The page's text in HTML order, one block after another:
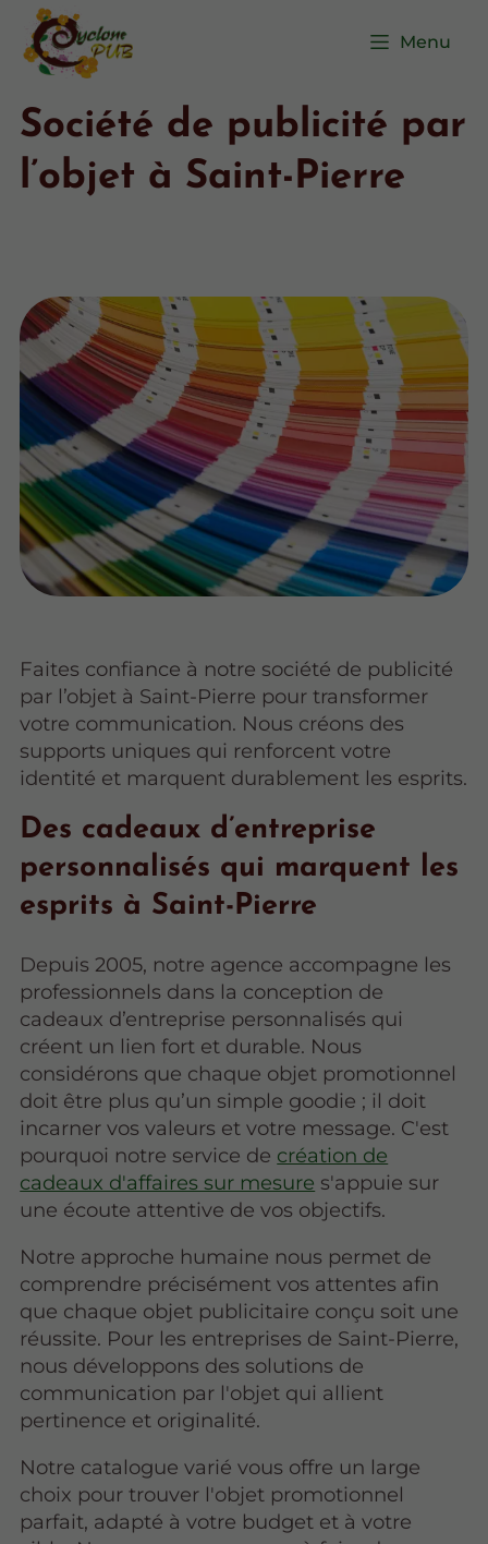
Menu
Société de publicité par
l’objet à Saint-Pierre
Faites confiance à notre société de publicité
par l’objet à Saint-Pierre pour transformer
votre communication. Nous créons des
supports uniques qui renforcent votre
identité et marquent durablement les esprits.
Des cadeaux d’entreprise
personnalisés qui marquent les
esprits à Saint-Pierre
Depuis 2005, notre agence accompagne les
professionnels dans la conception de
cadeaux d’entreprise personnalisés qui
créent un lien fort et durable. Nous
considérons que chaque objet promotionnel
doit être plus qu’un simple goodie ; il doit
incarner vos valeurs et votre message. C'est
pourquoi notre service de création de
cadeaux d'affaires sur mesure s'appuie sur
une écoute attentive de vos objectifs.
Notre approche humaine nous permet de
comprendre précisément vos attentes afin
que chaque objet publicitaire conçu soit une
réussite. Pour les entreprises de Saint-Pierre,
nous développons des solutions de
communication par l'objet qui allient
pertinence et originalité.
Notre catalogue varié vous offre un large
choix pour trouver l'objet promotionnel
parfait, adapté à votre budget et à votre